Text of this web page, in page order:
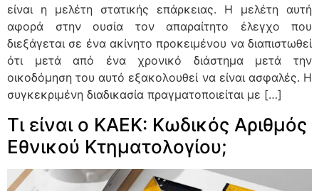
είναι η μελέτη στατικής επάρκειας. Η μελέτη αυτή
αφορά στην ουσία τον απαραίτητο έλεγχο που
διεξάγεται σε ένα ακίνητο προκειμένου να διαπιστωθεί
ότι μετά από ένα χρονικό διάστημα μετά την
οικοδόμηση του αυτό εξακολουθεί να είναι ασφαλές. Η
συγκεκριμένη διαδικασία πραγματοποιείται με […]
Τι είναι ο ΚΑΕΚ: Κωδικός Αριθμός
Εθνικού Κτηματολογίου;